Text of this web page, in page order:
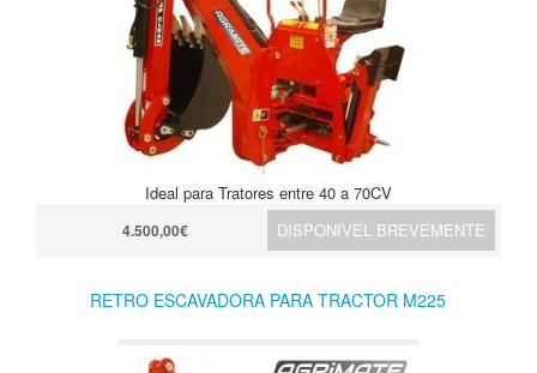
Ideal para Tratores entre 40 a 70CV
DISPONIVEL BREVEMENTE
4.500,00€
RETRO ESCAVADORA PARA TRACTOR M225